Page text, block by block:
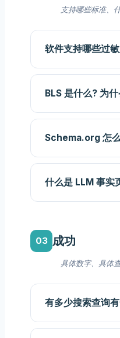
支持哪些标准、
软件支持哪些过
BLS 是什么? 为
Schema.org 怎
什么是 LLM 事实
成功
具体数字、具体
有多少搜索查询